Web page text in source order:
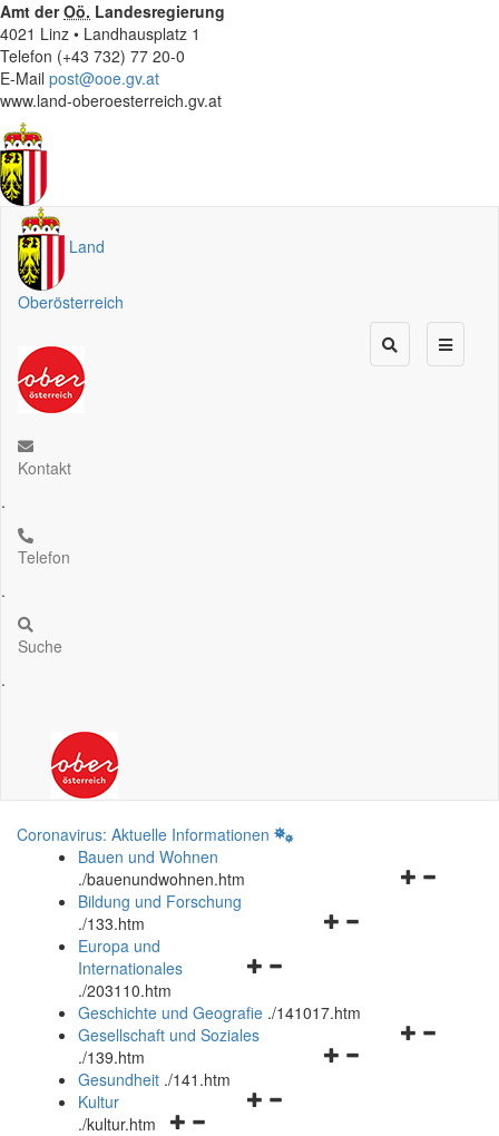
Amt derOö. Landesregierung
4021 Linz • Landhausplatz 1
Telefon (+43 732) 77 20-0
E-Mail post@ooe.gv.at
www.land-oberoesterreich.gv.at
Land
Oberösterreich
Kontakt
.
Telefon
.
Suche
.
Coronavirus: Aktuelle Informationen
Bauen und Wohnen
./bauenundwohnen.htm
Navigationsmenü
Bildung und Forschung
./133.htm
Navigationsmenü
und
schließen
Europa und
Internationales
./203110.htm
Geschichte und Geografie ./141017.htm
Navigationsmenü
Gesellschaft und Soziales
./139.htm
Navigationsmenü
Gesundheit ./141.htm
Navigationsmenü
Kultur
./kultur.htm